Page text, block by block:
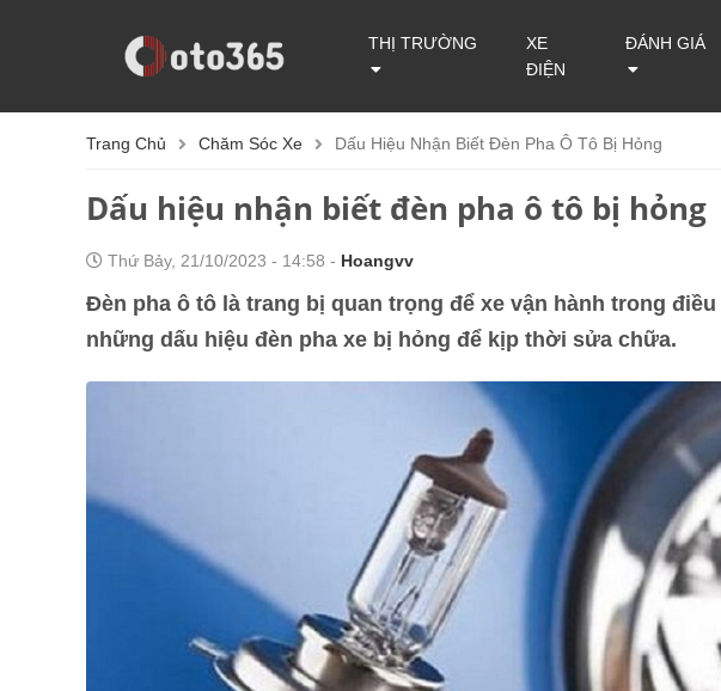
THỊ TRƯỜNG
XE
ĐIỆN
ĐÁNH GIÁ
Trang Chủ Chăm Sóc Xe Dấu Hiệu Nhận Biết Đèn Pha Ô Tô Bị Hỏng
Dấu hiệu nhận biết đèn pha ô tô bị hỏng
Thứ Bảy, 21/10/2023 - 14:58 - Hoangvv
Đèn pha ô tô là trang bị quan trọng để xe vận hành trong
những dấu hiệu đèn pha xe bị hỏng để kịp thời sửa chữa.